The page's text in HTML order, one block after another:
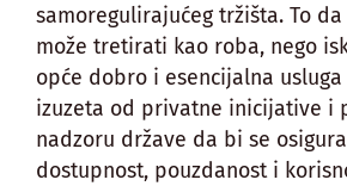
samoregulirajućeg tržišta. To
može tretirati kao roba, nego
opće dobro i esencijalna
izuzeta od privatne inicijative i
nadzoru države da bi se
dostupnost, pouzdanost i